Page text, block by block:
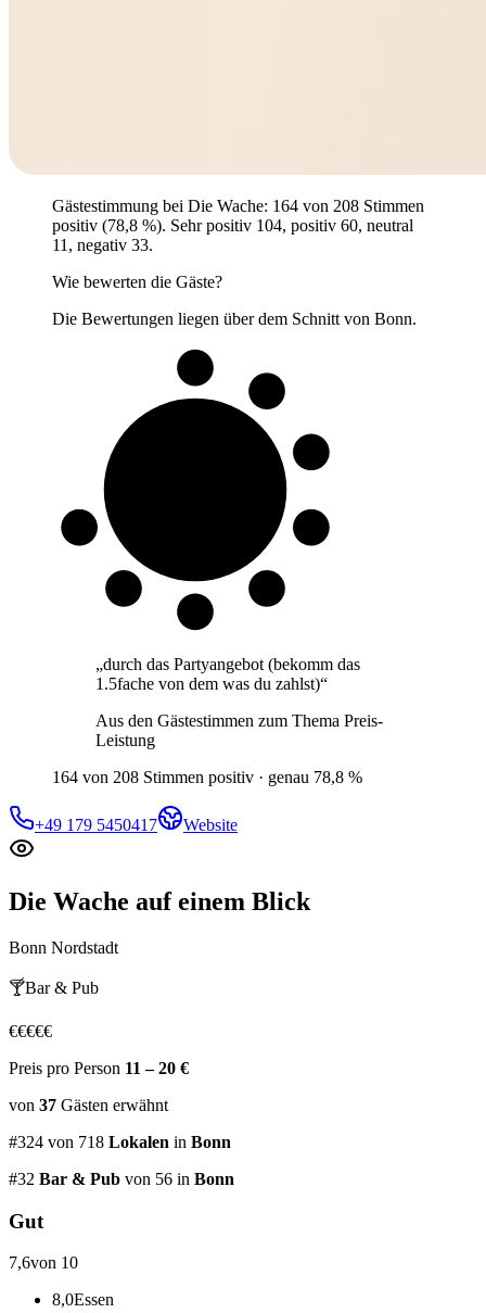
Gästestimmung bei Die Wache: 164 von 208 Stimmen
positiv (78,8 %). Sehr positiv 104, positiv 60, neutral
11, negativ 33.
Wie bewerten die Gäste?
Die Bewertungen liegen über dem Schnitt von Bonn.
„durch das Partyangebot (bekomm das
1.5fache von dem was du zahlst)“
Aus den Gästestimmen zum Thema Preis-
Leistung
164 von 208 Stimmen positiv · genau 78,8 %
+49 179 5450417 Website
Die Wache auf einem Blick
Bonn Nordstadt
🍸Bar & Pub
€€€€€
Preis pro Person 11 – 20 €
von 37 Gästen erwähnt
#324 von 718 Lokalen in Bonn
#32 Bar & Pub von 56 in Bonn
Gut
7,6von 10
8,0Essen